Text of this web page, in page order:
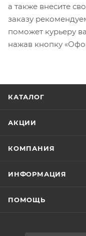
а также внесите
заказу
поможет курьеру
нажав кнопку
КАТАЛОГ
АКЦИИ
КОМПАНИЯ
ИНФОРМАЦИЯ
ПОМОЩЬ